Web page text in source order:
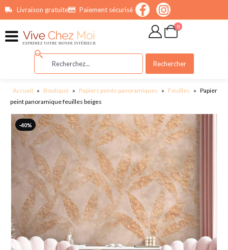
principalLivraison gratuite Paiement sécurisé
0
Rechercher
Accueil » Boutique » Papiers peints panoramiques » Feuilles » Papier
peint panoramique feuilles beiges
-40%